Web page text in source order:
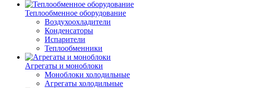
Теплообменное оборудование
Воздухоохладители
Конденсаторы
Испарители
Теплообменники
Агрегаты и моноблоки
Моноблоки холодильные
Агрегаты холодильные